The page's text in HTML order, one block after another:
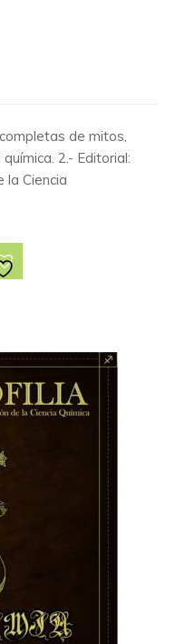
de mitos,
2.- Editorial:
la Ciencia